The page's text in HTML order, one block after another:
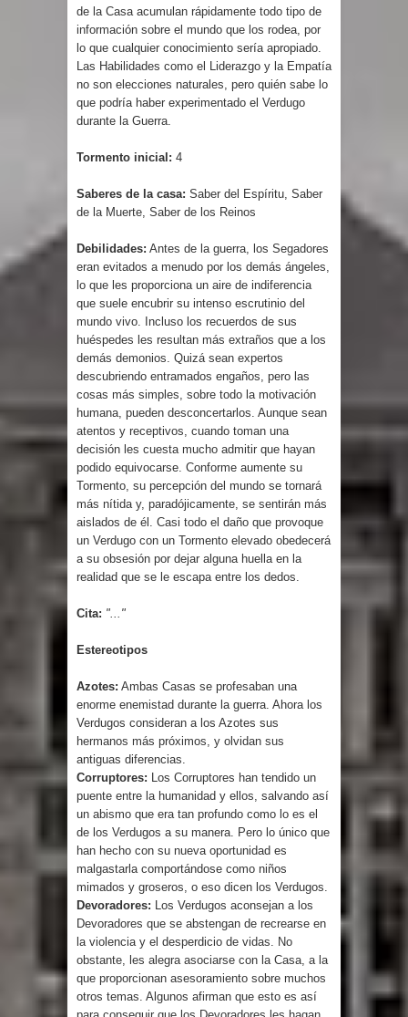
de la Casa acumulan rápidamente todo tipo de
información sobre el mundo que los rodea, por
lo que cualquier conocimiento sería apropiado.
Las Habilidades como el Liderazgo y la Empatía
no son elecciones naturales, pero quién sabe lo
que podría haber experimentado el Verdugo
durante la Guerra.
Tormento inicial: 4
Saberes de la casa: Saber del Espíritu, Saber
de la Muerte, Saber de los Reinos
Debilidades: Antes de la guerra, los Segadores
eran evitados a menudo por los demás ángeles,
lo que les proporciona un aire de indiferencia
que suele encubrir su intenso escrutinio del
mundo vivo. Incluso los recuerdos de sus
huéspedes les resultan más extraños que a los
demás demonios. Quizá sean expertos
descubriendo entramados engaños, pero las
cosas más simples, sobre todo la motivación
humana, pueden desconcertarlos. Aunque sean
atentos y receptivos, cuando toman una
decisión les cuesta mucho admitir que hayan
podido equivocarse. Conforme aumente su
Tormento, su percepción del mundo se tornará
más nítida y, paradójicamente, se sentirán más
aislados de él. Casi todo el daño que provoque
un Verdugo con un Tormento elevado obedecerá
a su obsesión por dejar alguna huella en la
realidad que se le escapa entre los dedos.
Cita: "..."
Estereotipos
Azotes: Ambas Casas se profesaban una
enorme enemistad durante la guerra. Ahora los
Verdugos consideran a los Azotes sus
hermanos más próximos, y olvidan sus
antiguas diferencias.
Corruptores: Los Corruptores han tendido un
puente entre la humanidad y ellos, salvando así
un abismo que era tan profundo como lo es el
de los Verdugos a su manera. Pero lo único que
han hecho con su nueva oportunidad es
malgastarla comportándose como niños
mimados y groseros, o eso dicen los Verdugos.
Devoradores: Los Verdugos aconsejan a los
Devoradores que se abstengan de recrearse en
la violencia y el desperdicio de vidas. No
obstante, les alegra asociarse con la Casa, a la
que proporcionan asesoramiento sobre muchos
otros temas. Algunos afirman que esto es así